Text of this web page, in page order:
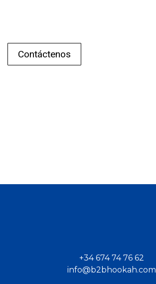
Contáctenos
+34 674 74 76 62
info@b2bhookah.com